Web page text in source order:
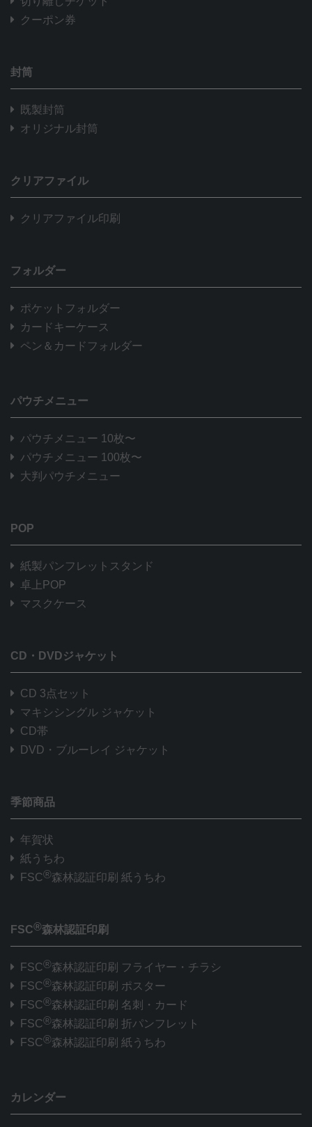
クーポン券
封筒
既製封筒
オリジナル封筒
クリアファイル
クリアファイル印刷
フォルダー
ポケットフォルダー
カードキーケース
ペン＆カードフォルダー
パウチメニュー
パウチメニュー 10枚〜
パウチメニュー 100枚〜
大判パウチメニュー
POP
紙製パンフレットスタンド
卓上POP
マスクケース
CD・DVDジャケット
CD 3点セット
マキシシングル ジャケット
CD帯
DVD・ブルーレイ ジャケット
季節商品
年賀状
紙うちわ
FSC®森林認証印刷 紙うちわ
FSC®森林認証印刷
FSC®森林認証印刷 フライヤー・チラシ
FSC®森林認証印刷 ポスター
FSC®森林認証印刷 名刺・カード
FSC®森林認証印刷 折パンフレット
FSC®森林認証印刷 紙うちわ
カレンダー